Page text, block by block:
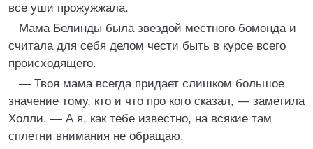
все уши прожужжала.
Мама Белинды была звездой местного бомонда и
считала для себя делом чести быть в курсе всего
происходящего.
— Твоя мама всегда придает слишком большое
значение тому, кто и что про кого сказал, — заметила
Холли. — А я, как тебе известно, на всякие там
сплетни внимания не обращаю.